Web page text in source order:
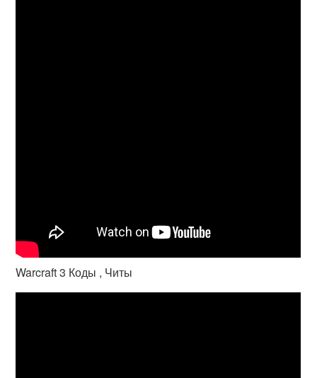
Warcraft 3 Коды , Читы